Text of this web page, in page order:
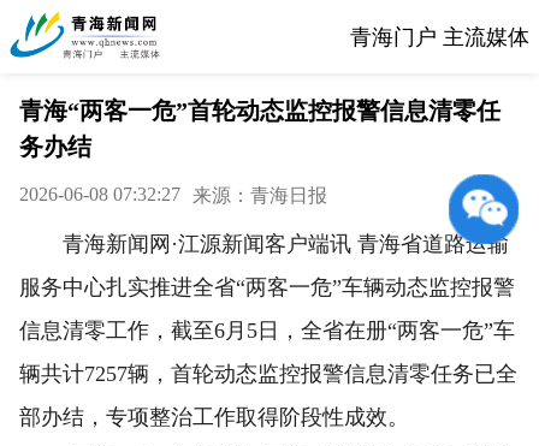
青海门户 主流媒体
青海“两客一危”首轮动态监控报警信息清零任
务办结
2026-06-08 07:32:27 来源：青海日报
青海新闻网·江源新闻客户端讯 青海省道路运输
服务中心扎实推进全省“两客一危”车辆动态监控报警
信息清零工作，截至6月5日，全省在册“两客一危”车
辆共计7257辆，首轮动态监控报警信息清零任务已全
部办结，专项整治工作取得阶段性成效。